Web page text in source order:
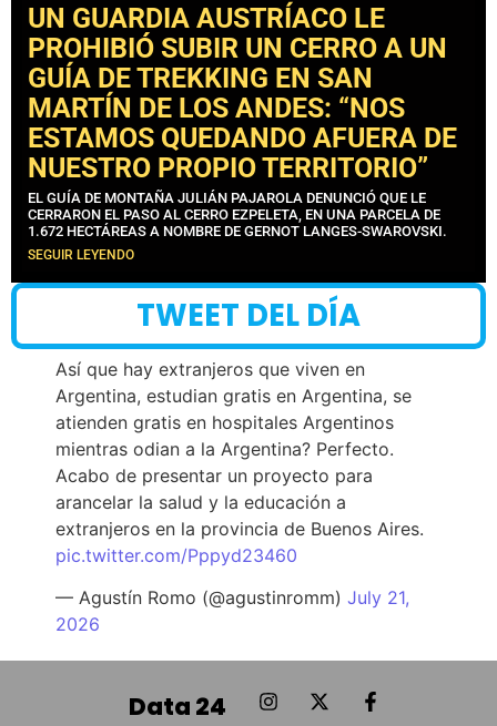
UN GUARDIA AUSTRÍACO LE
PROHIBIÓ SUBIR UN CERRO A UN
GUÍA DE TREKKING EN SAN
MARTÍN DE LOS ANDES: “NOS
ESTAMOS QUEDANDO AFUERA DE
NUESTRO PROPIO TERRITORIO”
EL GUÍA DE MONTAÑA JULIÁN PAJAROLA DENUNCIÓ QUE LE
CERRARON EL PASO AL CERRO EZPELETA, EN UNA PARCELA DE
1.672 HECTÁREAS A NOMBRE DE GERNOT LANGES-SWAROVSKI.
SEGUIR LEYENDO
TWEET DEL DÍA
Así que hay extranjeros que viven en
Argentina, estudian gratis en Argentina, se
atienden gratis en hospitales Argentinos
mientras odian a la Argentina? Perfecto.
Acabo de presentar un proyecto para
arancelar la salud y la educación a
extranjeros en la provincia de Buenos Aires.
pic.twitter.com/Pppyd23460
— Agustín Romo (@agustinromm) July 21,
2026
Data 24